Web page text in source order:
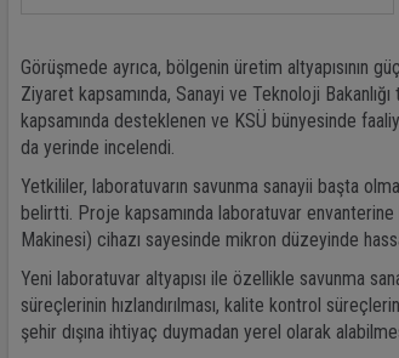
Görüşmede ayrıca, bölgenin üretim altyapısının
Ziyaret kapsamında, Sanayi ve Teknoloji
kapsamında desteklenen ve KSÜ bünyesinde
da yerinde incelendi.
Yetkililer, laboratuvarın savunma sanayii başta
belirtti. Proje kapsamında laboratuvar
Makinesi) cihazı sayesinde mikron düzeyinde
Yeni laboratuvar altyapısı ile özellikle savunma
süreçlerinin hızlandırılması, kalite kontrol
şehir dışına ihtiyaç duymadan yerel olarak